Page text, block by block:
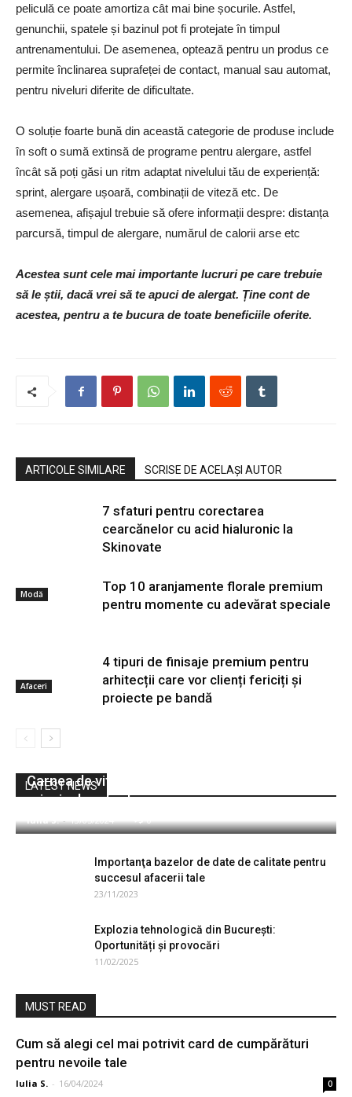
peliculă ce poate amortiza cât mai bine șocurile. Astfel,
genunchii, spatele și bazinul pot fi protejate în timpul
antrenamentului. De asemenea, optează pentru un produs ce
permite înclinarea suprafeței de contact, manual sau automat,
pentru niveluri diferite de dificultate.
O soluție foarte bună din această categorie de produse include
în soft o sumă extinsă de programe pentru alergare, astfel
încât să poți găsi un ritm adaptat nivelului tău de experiență:
sprint, alergare ușoară, combinații de viteză etc. De
asemenea, afișajul trebuie să ofere informații despre: distanța
parcursă, timpul de alergare, numărul de calorii arse etc
Acestea sunt cele mai importante lucruri pe care trebuie
să le știi, dacă vrei să te apuci de alergat. Ține cont de
acestea, pentru a te bucura de toate beneficiile oferite.
ARTICOLE SIMILARE SCRISE DE ACELAȘI AUTOR
Modă
7 sfaturi pentru corectarea
cearcănelor cu acid hialuronic la
Skinovate
Afaceri
Top 10 aranjamente florale premium
pentru momente cu adevărat speciale
Afaceri
4 tipuri de finisaje premium pentru
arhitecții care vor clienți fericiți și
proiecte pe bandă
LATEST NEWS
Carnea de vită: secretele preparării unui fel
principal perfect
Iulia S. - 13/05/2024 0
Importanţa bazelor de date de calitate pentru
succesul afacerii tale
23/11/2023
Explozia tehnologică din București:
Oportunități și provocări
11/02/2025
MUST READ
Cum să alegi cel mai potrivit card de cumpărături
pentru nevoile tale
Iulia S. - 16/04/2024 0